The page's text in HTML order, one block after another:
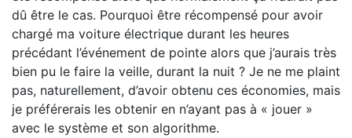
dû être le cas. Pourquoi être récompensé pour avoir
chargé ma voiture électrique durant les heures
précédant l’événement de pointe alors que j’aurais très
bien pu le faire la veille, durant la nuit ? Je ne me plaint
pas, naturellement, d’avoir obtenu ces économies, mais
je préférerais les obtenir en n’ayant pas à « jouer »
avec le système et son algorithme.